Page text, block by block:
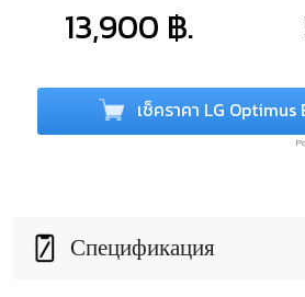
13,900 ฿.
เช็คราคา LG
Спецификация